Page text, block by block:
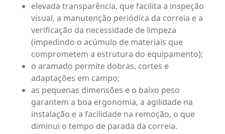
elevada transparência, que facilita a inspeção
visual, a manutenção periódica da correia e a
verificação da necessidade de limpeza
(impedindo o acúmulo de materiais que
comprometem a estrutura do equipamento);
o aramado permite dobras, cortes e
adaptações em campo;
as pequenas dimensões e o baixo peso
garantem a boa ergonomia, a agilidade na
instalação e a facilidade na remoção, o que
diminui o tempo de parada da correia.